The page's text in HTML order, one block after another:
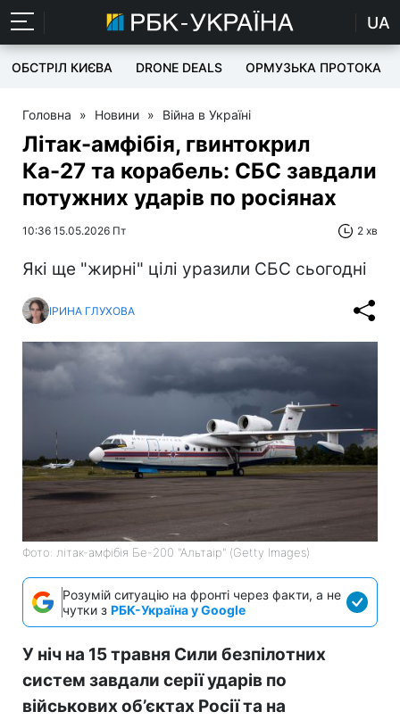
UA
ОБСТРІЛ КИЄВА DRONE DEALS ОРМУЗЬКА ПРОТОКА
Головна » Новини » Війна в Україні
Літак-амфібія, гвинтокрил
Ка-27 та корабель: СБС завдали
потужних ударів по росіянах
10:36 15.05.2026 Пт 2 хв
Які ще "жирні" цілі уразили СБС сьогодні
ІРИНА ГЛУХОВА
Фото: літак-амфібія Бе-200 "Альтаір" (Getty Images)
Розумій ситуацію на фронті через факти, а не
чутки з РБК-Україна у Google
У ніч на 15 травня Сили безпілотних
систем завдали серії ударів по
військових об’єктах Росії та на